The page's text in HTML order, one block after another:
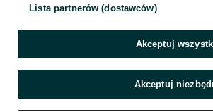
Lista partnerów (dostawców)
Akceptuj
Akceptuj